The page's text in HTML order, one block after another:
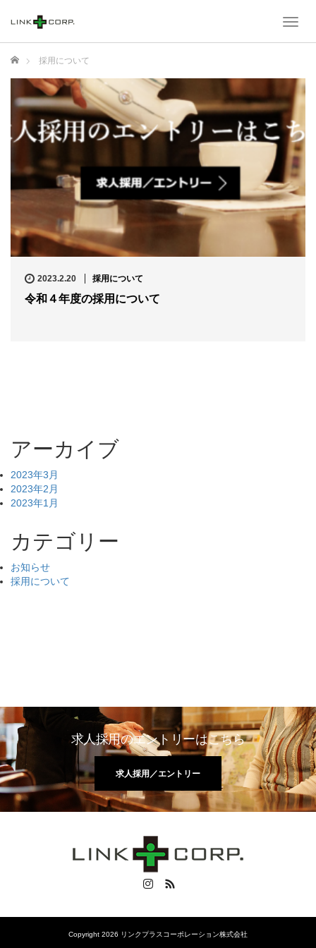
T
l
e
n
a
v
i
g
a
t
i
o
ホーム 採用について
2023.2.20 採用について
令和４年度の採用について
アーカイブ
2023年3月
2023年2月
2023年1月
カテゴリー
お知らせ
採用について
求人採用のエントリーはこちら
求人採用／エントリー
Instagram
Copyright 2026 リンクプラスコーポレーション株式会社